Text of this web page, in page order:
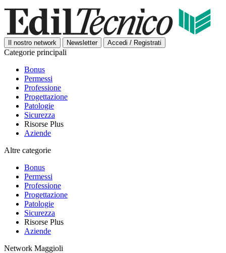
Il nostro network Newsletter Accedi / Registrati
Categorie principali
Bonus
Permessi
Professione
Progettazione
Patologie
Sicurezza
Risorse Plus
Aziende
Altre categorie
Bonus
Permessi
Professione
Progettazione
Patologie
Sicurezza
Risorse Plus
Aziende
Network Maggioli